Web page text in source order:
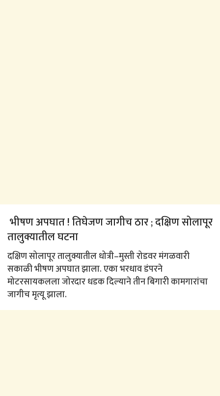
भीषण अपघात ! तिघेजण जागीच ठार ; दक्षिण सोलापूर
तालुक्यातील घटना
दक्षिण सोलापूर तालुक्यातील धोत्री–मुस्ती रोडवर मंगळवारी
सकाळी भीषण अपघात झाला. एका भरधाव डंपरने
मोटरसायकलला जोरदार धडक दिल्याने तीन बिगारी कामगारांचा
जागीच मृत्यू झाला.